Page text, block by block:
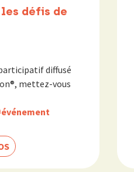
défis de
diffusé
mettez-vous